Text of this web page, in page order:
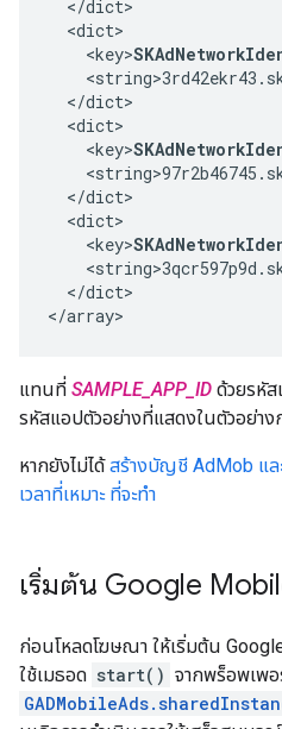
  </dict>
  <dict>
    <key>
  </dict>
  <dict>
    <key>
  </dict>
  <dict>
    <key>
  </dict>
</array>
แทนที่ SAMPLE_APP_ID ด้วยรหั
รหัสแอปตัวอย่างที่แสดงในตัวอย่า
หากยังไม่ได้สร้างบัญชี AdMob แล
เวลาที่เหมาะ ที่จะทำ
เริ่มต้น Google
ก่อนโหลดโฆษณา ให้เริ่มต้น
ใช้เมธอด start() จากพร็อพเพ